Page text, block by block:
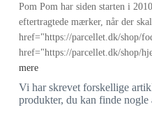
Pom Pom har siden starten i
eftertragtede mærker, når der
href="https://parcellet.dk/shop/
href="https://parcellet.dk/shop/
mere
Vi har skrevet forskellige
produkter, du kan finde nogle